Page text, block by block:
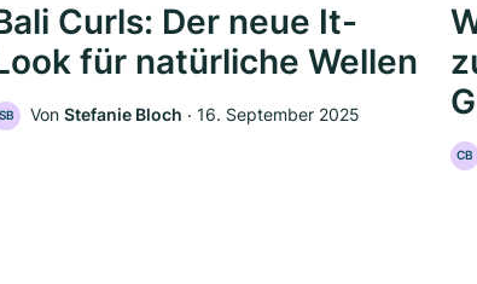
Curls: Der neue It-
für natürliche Wellen
SB Von Stefanie Bloch ‧ 16. September 2025
CB